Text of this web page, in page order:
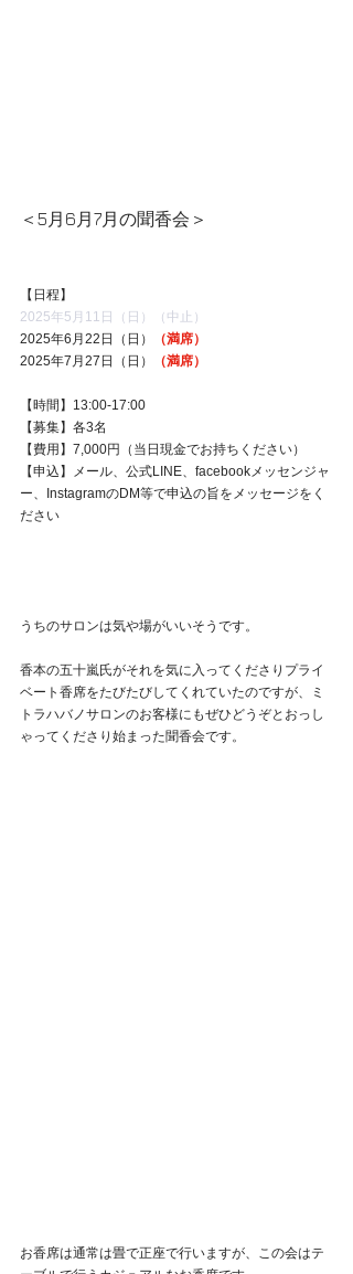
＜5月6月7月の聞香会＞
【日程】
2025年5月11日（日）（中止）
2025年6月22日（日）
（満席）
2025年7月27日（日）
（満席）
【時間】13:00‐17:00
【募集】各3名
【費用】7,000円（当日現金でお持ちください）
【申込】メール、公式LINE、facebookメッセンジャ
ー、InstagramのDM等で申込の旨をメッセージをく
ださい
うちのサロンは気や場がいいそうです。
香本の五十嵐氏がそれを気に入ってくださりプライ
ベート香席をたびたびしてくれていたのですが、ミ
トラハバノサロンのお客様にもぜひどうぞとおっし
ゃってくださり始まった聞香会です。
お香席は通常は畳で正座で行いますが、この会はテ